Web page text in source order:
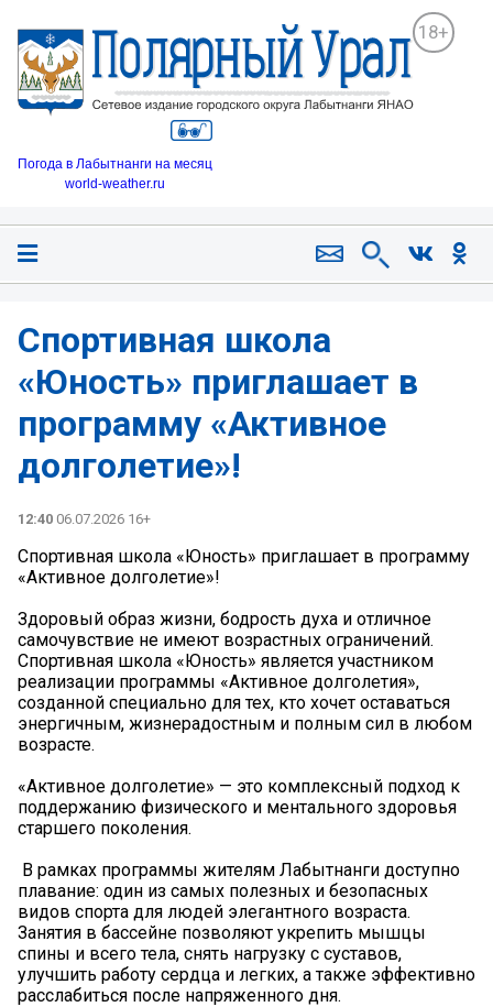
18+
Погода в Лабытнанги на месяц
world-weather.ru
Спортивная школа
«Юность» приглашает в
программу «Активное
долголетие»!
12:40 06.07.2026 16+
Спортивная школа «Юность» приглашает в программу
«Активное долголетие»!
Здоровый образ жизни, бодрость духа и отличное
самочувствие не имеют возрастных ограничений.
Спортивная школа «Юность» является участником
реализации программы «Активное долголетия»,
созданной специально для тех, кто хочет оставаться
энергичным, жизнерадостным и полным сил в любом
возрасте.
«Активное долголетие» — это комплексный подход к
поддержанию физического и ментального здоровья
старшего поколения.
‍ В рамках программы жителям Лабытнанги доступно
плавание: один из самых полезных и безопасных
видов спорта для людей элегантного возраста.
Занятия в бассейне позволяют укрепить мышцы
спины и всего тела, снять нагрузку с суставов,
улучшить работу сердца и легких, а также эффективно
расслабиться после напряженного дня.